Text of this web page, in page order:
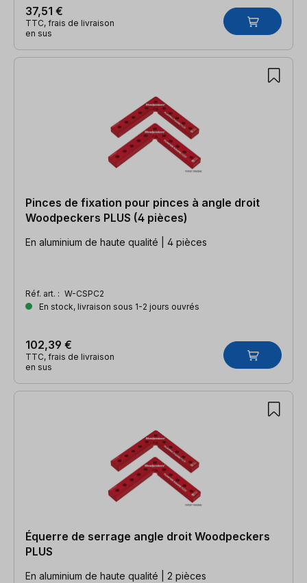
37,51 €
TTC, frais de livraison
en sus
Pinces de fixation pour pinces à angle droit
Woodpeckers PLUS (4 pièces)
En aluminium de haute qualité | 4 pièces
Réf. art. : W-CSPC2
En stock, livraison sous 1-2 jours ouvrés
102,39 €
TTC, frais de livraison
en sus
Équerre de serrage angle droit Woodpeckers
PLUS
En aluminium de haute qualité | 2 pièces